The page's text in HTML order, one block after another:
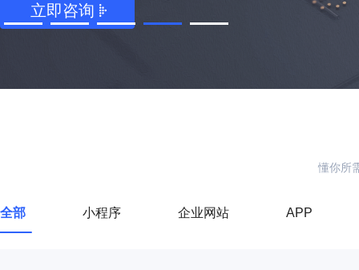
立即咨询
懂你所
全部 小程序 企业网站 APP